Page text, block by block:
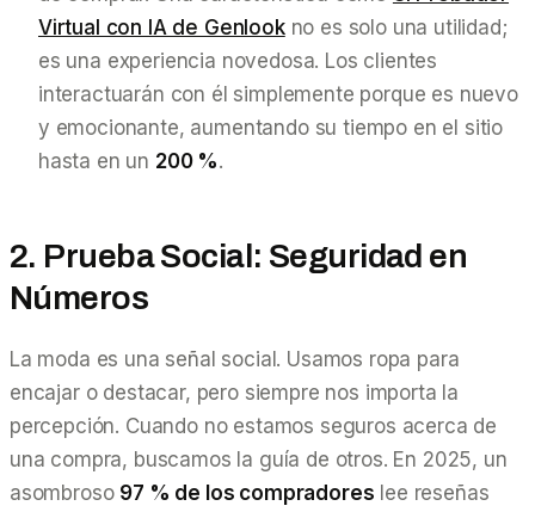
Virtual con IA de Genlookno es solo una utilidad;
es una experiencia novedosa. Los clientes
interactuarán con él simplemente porque es nuevo
y emocionante, aumentando su tiempo en el sitio
hasta en un 200 %.
2. Prueba Social: Seguridad en
Números
La moda es una señal social. Usamos ropa para
encajar o destacar, pero siempre nos importa la
percepción. Cuando no estamos seguros acerca de
una compra, buscamos la guía de otros. En 2025, un
asombroso 97 % de los compradores lee reseñas